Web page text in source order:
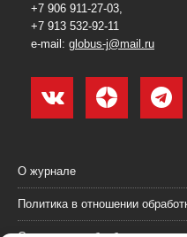
+7 906 911-27-03,
+7 913 532-92-11
e-mail: globus-j@mail.ru
О журнале
Политика в отношении